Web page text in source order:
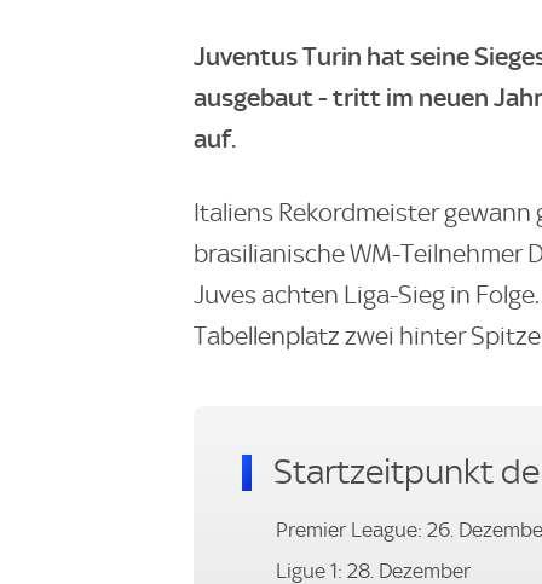
Juventus Turin hat seine
ausgebaut - tritt im neuen
auf.
Italiens Rekordmeister gewann
brasilianische WM-Teilnehmer
Juves achten Liga-Sieg in
Tabellenplatz zwei hinter
Startzeitpunkt
Premier League: 26.
Ligue 1: 28. Dezember